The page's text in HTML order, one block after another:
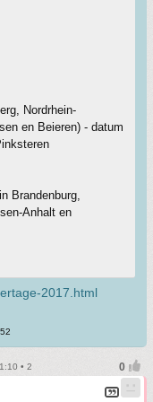
Nordrhein-
en Beieren) - datum
Brandenburg,
Anhalt en
2017.html
• 2